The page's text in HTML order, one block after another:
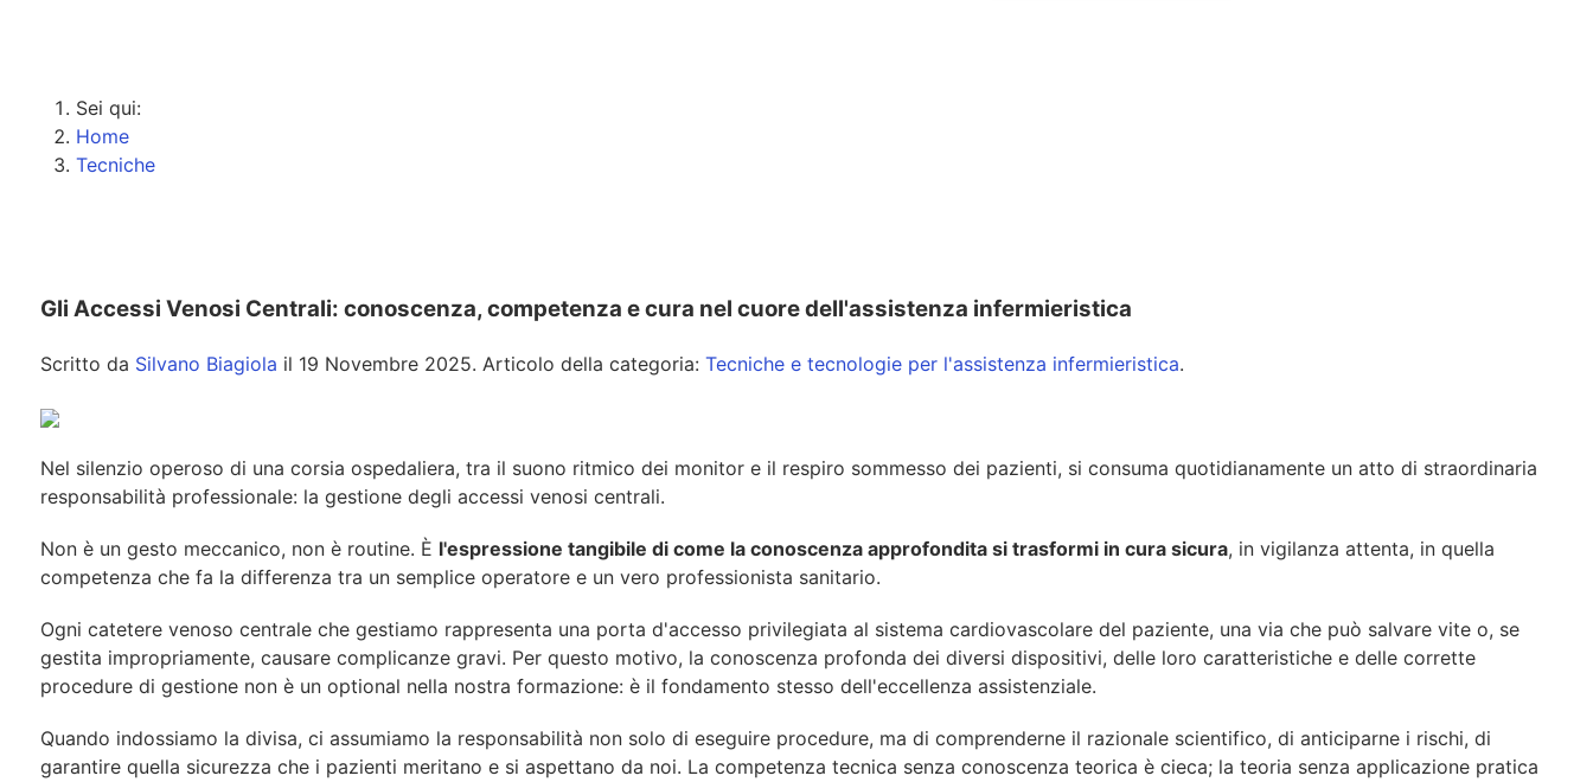
Sei qui:
Home
Tecniche
Gli Accessi Venosi Centrali: conoscenza, competenza e cura nel cuore dell'assistenza infermieristica
Scritto da Silvano Biagiola il 19 Novembre 2025. Articolo della categoria: Tecniche e tecnologie per l'assistenza infermieristica.
Nel silenzio operoso di una corsia ospedaliera, tra il suono ritmico dei monitor e il respiro sommesso dei pazienti, si consuma quotidianamente un atto di straordinaria
responsabilità professionale: la gestione degli accessi venosi centrali.
Non è un gesto meccanico, non è routine. È l'espressione tangibile di come la conoscenza approfondita si trasformi in cura sicura, in vigilanza attenta, in quella
competenza che fa la differenza tra un semplice operatore e un vero professionista sanitario.
Ogni catetere venoso centrale che gestiamo rappresenta una porta d'accesso privilegiata al sistema cardiovascolare del paziente, una via che può salvare vite o, se
gestita impropriamente, causare complicanze gravi. Per questo motivo, la conoscenza profonda dei diversi dispositivi, delle loro caratteristiche e delle corrette
procedure di gestione non è un optional nella nostra formazione: è il fondamento stesso dell'eccellenza assistenziale.
Quando indossiamo la divisa, ci assumiamo la responsabilità non solo di eseguire procedure, ma di comprenderne il razionale scientifico, di anticiparne i rischi, di
garantire quella sicurezza che i pazienti meritano e si aspettano da noi. La competenza tecnica senza conoscenza teorica è cieca; la teoria senza applicazione pratica